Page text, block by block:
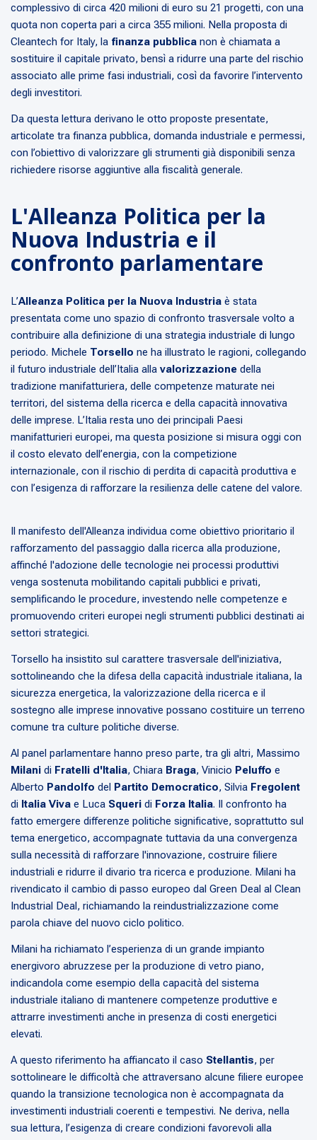
complessivo di circa 420 milioni di euro su 21 progetti, con una
quota non coperta pari a circa 355 milioni. Nella proposta di
Cleantech for Italy, la finanza pubblica non è chiamata a
sostituire il capitale privato, bensì a ridurre una parte del rischio
associato alle prime fasi industriali, così da favorire l’intervento
degli investitori.
Da questa lettura derivano le otto proposte presentate,
articolate tra finanza pubblica, domanda industriale e permessi,
con l’obiettivo di valorizzare gli strumenti già disponibili senza
richiedere risorse aggiuntive alla fiscalità generale.
L'Alleanza Politica per la
Nuova Industria e il
confronto parlamentare
L’Alleanza Politica per la Nuova Industria è stata
presentata come uno spazio di confronto trasversale volto a
contribuire alla definizione di una strategia industriale di lungo
periodo. Michele Torsello ne ha illustrato le ragioni, collegando
il futuro industriale dell’Italia alla valorizzazione della
tradizione manifatturiera, delle competenze maturate nei
territori, del sistema della ricerca e della capacità innovativa
delle imprese. L’Italia resta uno dei principali Paesi
manifatturieri europei, ma questa posizione si misura oggi con
il costo elevato dell’energia, con la competizione
internazionale, con il rischio di perdita di capacità produttiva e
con l’esigenza di rafforzare la resilienza delle catene del valore.
Il manifesto dell'Alleanza individua come obiettivo prioritario il
rafforzamento del passaggio dalla ricerca alla produzione,
affinché l'adozione delle tecnologie nei processi produttivi
venga sostenuta mobilitando capitali pubblici e privati,
semplificando le procedure, investendo nelle competenze e
promuovendo criteri europei negli strumenti pubblici destinati ai
settori strategici.
Torsello ha insistito sul carattere trasversale dell'iniziativa,
sottolineando che la difesa della capacità industriale italiana, la
sicurezza energetica, la valorizzazione della ricerca e il
sostegno alle imprese innovative possano costituire un terreno
comune tra culture politiche diverse.
Al panel parlamentare hanno preso parte, tra gli altri, Massimo
Milani di Fratelli d'Italia, Chiara Braga, Vinicio Peluffo e
Alberto Pandolfo del Partito Democratico, Silvia Fregolent
di Italia Viva e Luca Squeri di Forza Italia. Il confronto ha
fatto emergere differenze politiche significative, soprattutto sul
tema energetico, accompagnate tuttavia da una convergenza
sulla necessità di rafforzare l'innovazione, costruire filiere
industriali e ridurre il divario tra ricerca e produzione. Milani ha
rivendicato il cambio di passo europeo dal Green Deal al Clean
Industrial Deal, richiamando la reindustrializzazione come
parola chiave del nuovo ciclo politico.
Milani ha richiamato l’esperienza di un grande impianto
energivoro abruzzese per la produzione di vetro piano,
indicandola come esempio della capacità del sistema
industriale italiano di mantenere competenze produttive e
attrarre investimenti anche in presenza di costi energetici
elevati.
A questo riferimento ha affiancato il caso Stellantis, per
sottolineare le difficoltà che attraversano alcune filiere europee
quando la transizione tecnologica non è accompagnata da
investimenti industriali coerenti e tempestivi. Ne deriva, nella
sua lettura, l’esigenza di creare condizioni favorevoli alla